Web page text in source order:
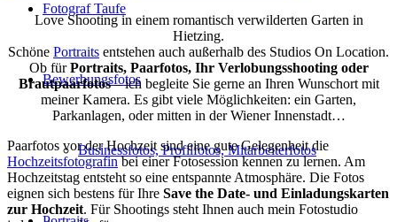
Fotograf Taufe
Bewerbungsfotos
Businessfotos, Profilfotos, Mitarbeiterfotos
Love Shooting in einem romantisch verwilderten Garten in
Hietzing.
Schöne Portraits entstehen auch außerhalb des Studios On Location.
Ob fürPortraits, Paarfotos, Ihr Verlobungsshooting oder
Brautpaarfotos– ich begleite Sie gerne an Ihren Wunschort mit
meiner Kamera. Es gibt viele Möglichkeiten: ein Garten,
Parkanlagen, oder mitten in der Wiener Innenstadt…
Paarfotos vor der Hochzeit sind eine gute Gelegenheit die
Hochzeitsfotografinbei einer Fotosession kennen zu lernen. Am
Hochzeitstag entsteht so eine entspannte Atmosphäre. Die Fotos
eignen sich bestens für Ihre Save the Date- und Einladungskarten
zur Hochzeit. Für Shootings steht Ihnen auch mein Fotostudio